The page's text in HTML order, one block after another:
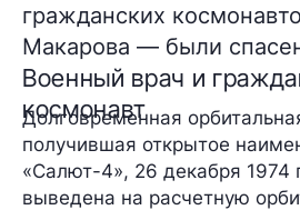
гражданских
Макарова — были
Военный врач и
космонавт
Долговременная
получившая открытое
«Салют-4», 26 декабря 1974
выведена на расчетную